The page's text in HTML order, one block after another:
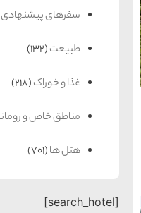
سفرهای پیشنهادی
طبیعت(132)
غذا و خوراک(218)
مناطق خاص و
هتل ها(701)
[search_hotel]